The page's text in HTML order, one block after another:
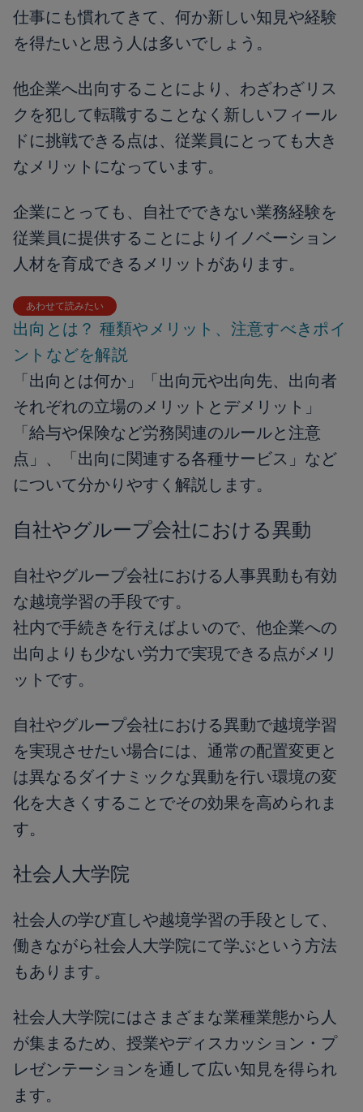
仕事にも慣れてきて、何か新しい知見や経験
を得たいと思う人は多いでしょう。
他企業へ出向することにより、わざわざリス
クを犯して転職することなく新しいフィール
ドに挑戦できる点は、従業員にとっても大き
なメリットになっています。
企業にとっても、自社でできない業務経験を
従業員に提供することによりイノベーション
人材を育成できるメリットがあります。
あわせて読みたい
出向とは？ 種類やメリット、注意すべきポイ
ントなどを解説
「出向とは何か」「出向元や出向先、出向者
それぞれの立場のメリットとデメリット」
「給与や保険など労務関連のルールと注意
点」、「出向に関連する各種サービス」など
について分かりやすく解説します。
自社やグループ会社における異動
自社やグループ会社における人事異動も有効
な越境学習の手段です。
社内で手続きを行えばよいので、他企業への
出向よりも少ない労力で実現できる点がメリ
ットです。
自社やグループ会社における異動で越境学習
を実現させたい場合には、通常の配置変更と
は異なるダイナミックな異動を行い環境の変
化を大きくすることでその効果を高められま
す。
社会人大学院
社会人の学び直しや越境学習の手段として、
働きながら社会人大学院にて学ぶという方法
もあります。
社会人大学院にはさまざまな業種業態から人
が集まるため、授業やディスカッション・プ
レゼンテーションを通して広い知見を得られ
ます。